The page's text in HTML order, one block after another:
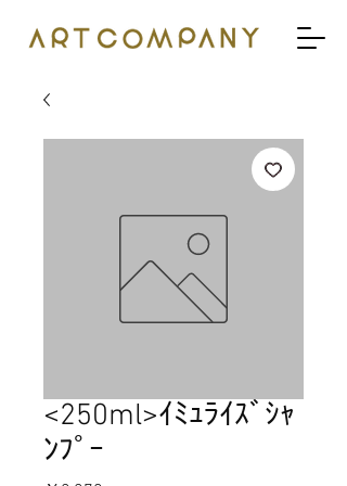
<250ml>ｲﾐｭﾗｲｽﾞｼｬ
ﾝﾌﾟｰ